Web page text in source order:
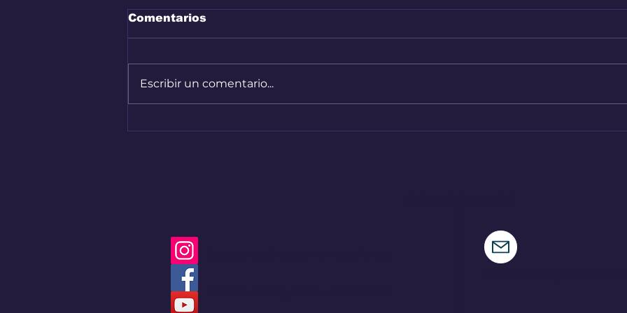
Comentarios
Escribir un comentario...